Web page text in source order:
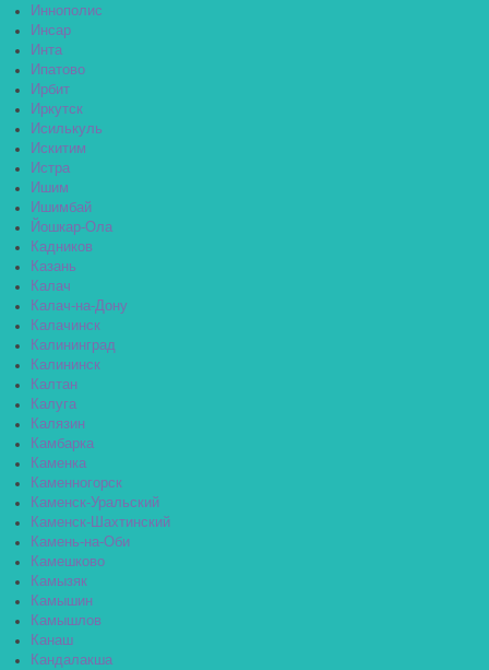
Иннополис
Инсар
Инта
Ипатово
Ирбит
Иркутск
Исилькуль
Искитим
Истра
Ишим
Ишимбай
Йошкар-Ола
Кадников
Казань
Калач
Калач-на-Дону
Калачинск
Калининград
Калининск
Калтан
Калуга
Калязин
Камбарка
Каменка
Каменногорск
Каменск-Уральский
Каменск-Шахтинский
Камень-на-Оби
Камешково
Камызяк
Камышин
Камышлов
Канаш
Кандалакша